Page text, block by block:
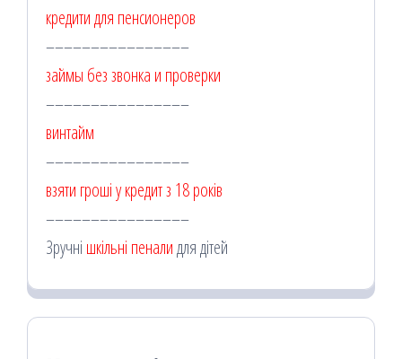
кредити для пенсионеров
––––––––––––––––
займы без звонка и проверки
––––––––––––––––
винтайм
––––––––––––––––
взяти гроші у кредит з 18 років
––––––––––––––––
Зручні шкільні пеналидля дітей